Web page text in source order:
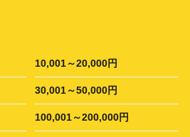
10,001～20,000円
30,001～50,000円
100,001～200,000円